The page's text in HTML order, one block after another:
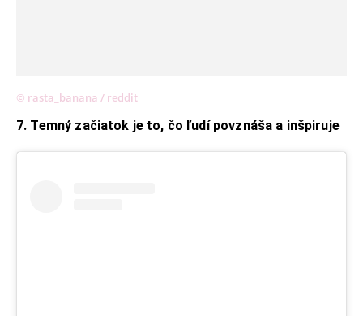
© rasta_banana / reddit
7. Temný začiatok je to, čo ľudí povznáša a inšpiruje